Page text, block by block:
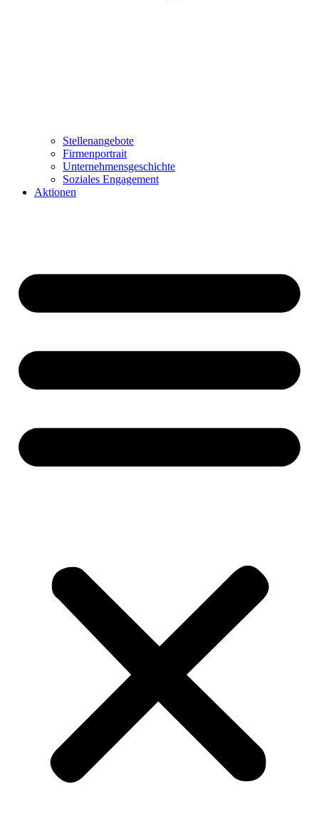
Stellenangebote
Firmenportrait
Unternehmensgeschichte
Soziales Engagement
Aktionen